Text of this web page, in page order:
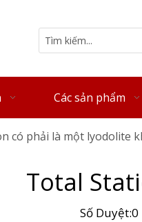
Các sản phẩm
có phải là một lyodolite
Total
Số Duyệt:0